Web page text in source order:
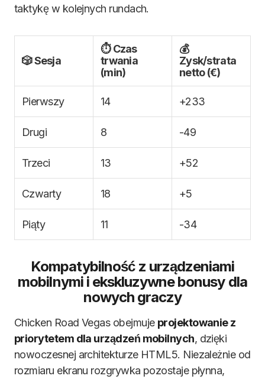
taktykę w kolejnych rundach.
🎲 Sesja
⏱️ Czas
trwania
(min)
💰
Zysk/strata
netto (€)
Pierwszy 14 +233
Drugi 8 -49
Trzeci 13 +52
Czwarty 18 +5
Piąty 11 -34
Kompatybilność z urządzeniami
mobilnymi i ekskluzywne bonusy dla
nowych graczy
Chicken Road Vegas obejmuje projektowanie z
priorytetem dla urządzeń mobilnych, dzięki
nowoczesnej architekturze HTML5. Niezależnie od
rozmiaru ekranu rozgrywka pozostaje płynna,